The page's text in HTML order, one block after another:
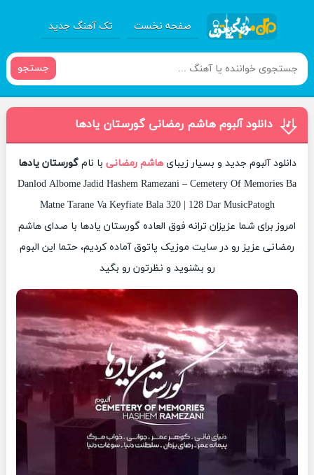
صفحه نخست تک آهنگ جدید
جستجو
دانلود آلبوم هاشم رمضانی گورستان یادها
دانلود آلبوم جدید و بسیار زیبایهاشم رمضانی با نامگورستان یادها
Danlod Albome Jadid Hashem Ramezani – Cemetery Of Memories Ba
Matne Tarane Va Keyfiate Bala 320 | 128 Dar MusicPatogh
امروز برای شما عزیزان ترانه فوق العاده گورستان یادها با صدای هاشم
رمضانی عزیز رو در سایت موزیک پاتوق آماده کردیم، حتما این البوم
رو بشنوید و نظرتون رو بگید